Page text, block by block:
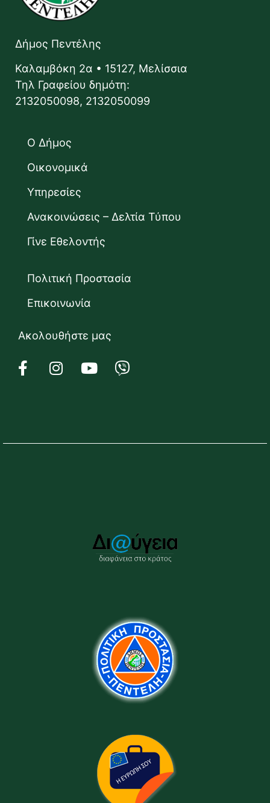
Δήμος Πεντέλης
Καλαμβόκη 2α • 15127, Μελίσσια
Τηλ Γραφείου δημότη:
2132050098, 2132050099
Ο Δήμος
Οικονομικά
Υπηρεσίες
Ανακοινώσεις – Δελτία Τύπου
Γίνε Εθελοντής
Πολιτική Προστασία
Επικοινωνία
Ακολουθήστε μας